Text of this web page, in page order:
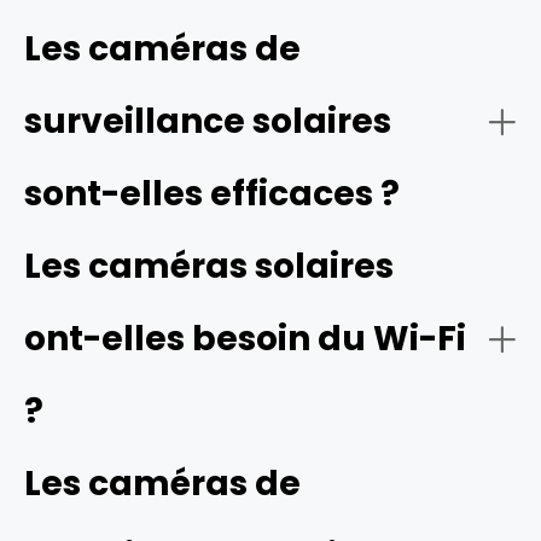
Les caméras de
surveillance solaires
sont-elles efficaces ?
Les caméras solaires
ont-elles besoin du Wi-Fi
?
Les caméras de